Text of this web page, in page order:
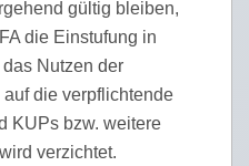
gültig bleiben,
die Einstufung in
Nutzen der
die verpflichtende
KUPs bzw. weitere
verzichtet.